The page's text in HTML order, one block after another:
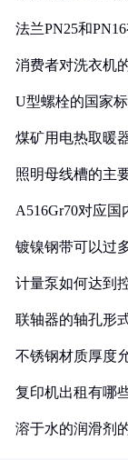
法兰PN25和
消费者对洗衣机
U型螺栓的国家
煤矿用电热取暖
照明母线槽的主
A516Gr70对应
镀镍钢带可以过
计量泵如何达到
联轴器的轴孔形
不锈钢材质厚度
复印机出租有哪
溶于水的润滑剂